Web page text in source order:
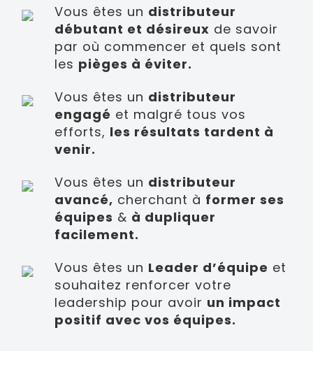
Vous êtes un distributeur
débutant et désireux de savoir
par où commencer et quels sont
les pièges à éviter.
Vous êtes un distributeur
engagé et malgré tous vos
efforts, les résultats tardent à
venir.
Vous êtes un distributeur
avancé, cherchant à former ses
équipes & à dupliquer
facilement.
Vous êtes un Leader d’équipe et
souhaitez renforcer votre
leadership pour avoir un impact
positif avec vos équipes.